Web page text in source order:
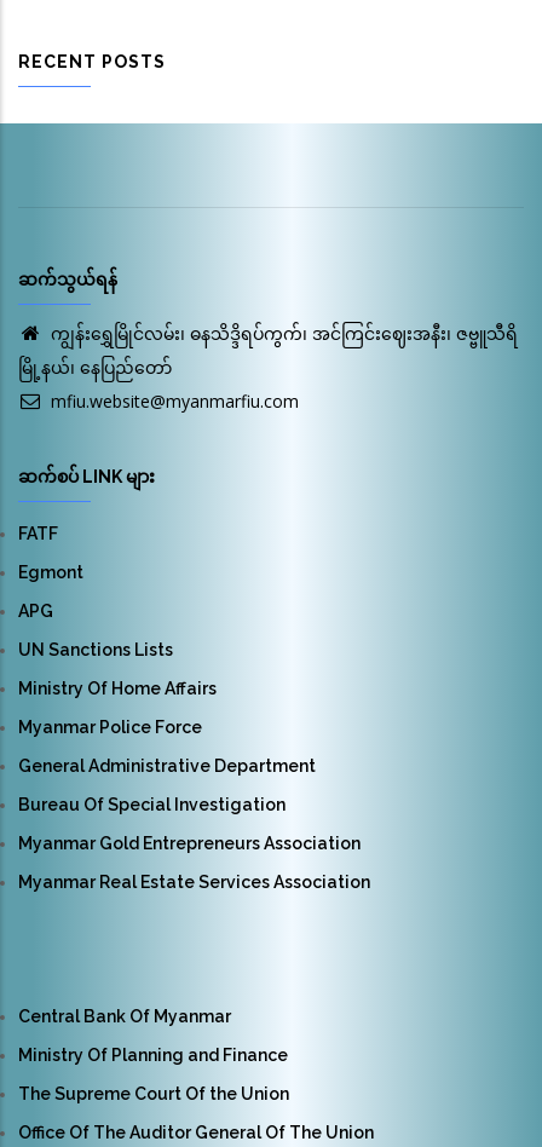
RECENT POSTS
ဆက်သွယ်ရန်
ကျွန်းရွှေမြိုင်လမ်း၊ ဓနသိဒ္ဒိရပ်ကွက်၊ အင်ကြင်းဈေးအနီး၊ ဇဗ္ဗူသီရိ
မြို့နယ်၊ နေပြည်တော်
mfiu.website@myanmarfiu.com
ဆက်စပ် LINK များ
FATF
Egmont
APG
UN Sanctions Lists
Ministry Of Home Affairs
Myanmar Police Force
General Administrative Department
Bureau Of Special Investigation
Myanmar Gold Entrepreneurs Association
Myanmar Real Estate Services Association
Central Bank Of Myanmar
Ministry Of Planning and Finance
The Supreme Court Of the Union
Office Of The Auditor General Of The Union